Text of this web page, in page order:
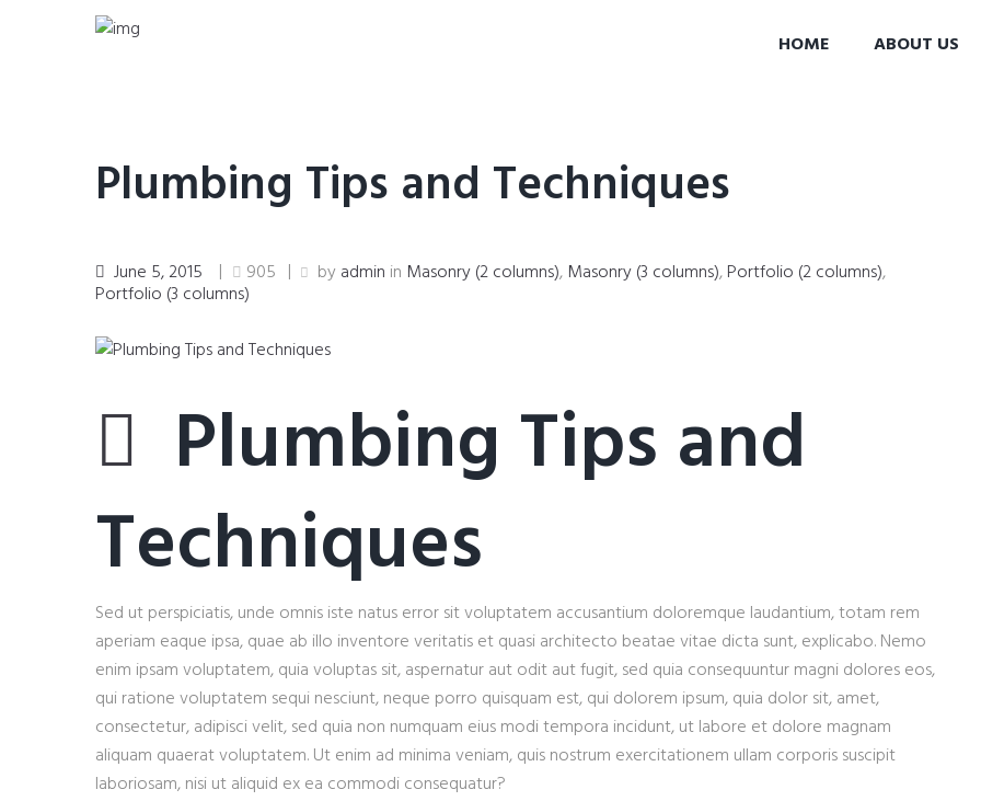
HOME ABOUT US
Plumbing Tips and Techniques
June 5, 2015 905 byadmin in Masonry (2 columns), Masonry (3 columns),Portfolio (2 columns),
Portfolio (3 columns)
Plumbing Tips and
Techniques
Sed ut perspiciatis, unde omnis iste natus error sit voluptatem accusantium doloremque laudantium, totam rem
aperiam eaque ipsa, quae ab illo inventore veritatis et quasi architecto beatae vitae dicta sunt, explicabo. Nemo
enim ipsam voluptatem, quia voluptas sit, aspernatur aut odit aut fugit, sed quia consequuntur magni dolores eos,
qui ratione voluptatem sequi nesciunt, neque porro quisquam est, qui dolorem ipsum, quia dolor sit, amet,
consectetur, adipisci velit, sed quia non numquam eius modi tempora incidunt, ut labore et dolore magnam
aliquam quaerat voluptatem. Ut enim ad minima veniam, quis nostrum exercitationem ullam corporis suscipit
laboriosam, nisi ut aliquid ex ea commodi consequatur?